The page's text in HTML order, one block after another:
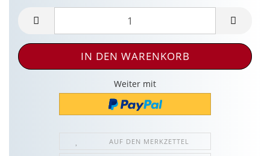
Weiter mit
AUF DEN MERKZETTEL